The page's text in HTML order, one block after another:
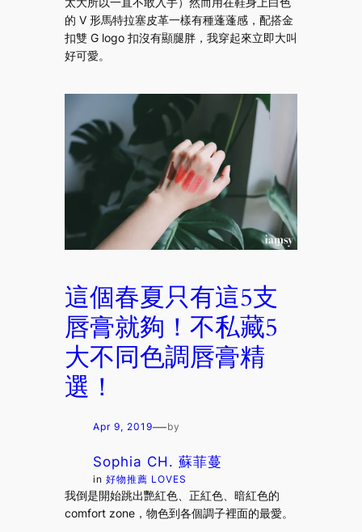
的 V 形馬特拉塞皮革一樣有種蓬蓬感，配搭金
扣雙 G logo 扣沒有顯腿胖，我穿起來立即大叫
好可愛。
這個春夏只有這5支
唇膏就夠！不私藏5
大不同色調唇膏精
選！
Apr 9, 2019—by
Sophia CH. 蘇菲蔓
in好物推薦 LOVES
我倒是開始跳出艷紅色、正紅色、暗紅色的
comfort zone，物色到各個調子裡面的最愛。